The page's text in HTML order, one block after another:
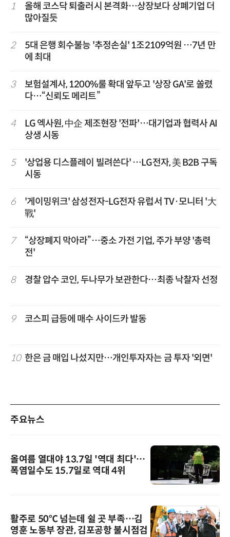
1
올해 코스닥 퇴출러시 본격화…상장보다 상폐기업 더
많아질듯
2
5대 은행 회수불능 '추정손실' 1조2109억원 …7년 만
에 최대
3
보험설계사, 1200%룰 확대 앞두고 '상장 GA'로 쏠렸
다…“신뢰도 메리트”
4
LG 엑사원, 中企 제조현장 '전파'…대기업과 협력사 AI
상생 시동
5
'상업용 디스플레이 빌려쓴다' …LG전자, 美 B2B 구독
시동
6
'게이밍위크' 삼성전자-LG전자 유럽서 TV·모니터 '大
戰'
7
“상장폐지 막아라”…중소 가전 기업, 주가 부양 '총력
전'
8 경찰 압수 코인, 두나무가 보관한다…최종 낙찰자 선정
9 코스피 급등에 매수 사이드카 발동
10 한은 금 매입 나섰지만…개인투자자는 금 투자 '외면'
주요뉴스
올여름 열대야 13.7일 '역대 최다'…
폭염일수도 15.7일로 역대 4위
활주로 50℃ 넘는데 쉴 곳 부족…김
영훈 노동부 장관, 김포공항 불시점검